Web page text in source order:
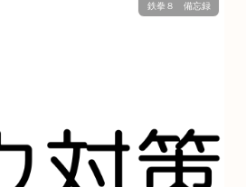
鉄拳８ 備忘録